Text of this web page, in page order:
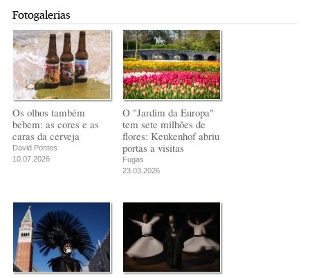
Fotogalerias
Os olhos também
bebem: as cores e as
caras da cerveja
David Pontes
10.07.2026
O "Jardim da Europa"
tem sete milhões de
flores: Keukenhof abriu
portas a visitas
Fugas
23.03.2026